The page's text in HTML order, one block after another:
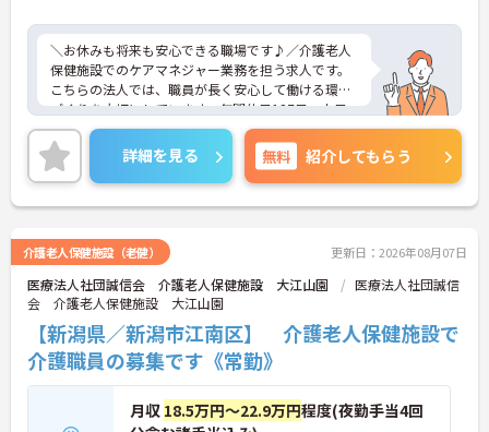
＼お休みも将来も安心できる職場です♪／介護老人
保健施設でのケアマネジャー業務を担う求人です。
こちらの法人では、職員が長く安心して働ける環境
づくりを大切にしています。年間休日127日・土日
祝休みとお休みが充実しており、仕事とプライベー
トの両立を目指したい方にもおすすめです。また、
有給休暇・看護休暇・介護休暇は1時間単位で取得
可能なため、ご家庭の予定や急な用事にも柔軟に対
応できます。さらに定年は70歳と長く、経験を活か
りに寄り添ったケアを大切にしながら、自分らしい
キャリアを築いていきたい方にぴったりの職場で
す。
詳細を見る 無料 紹介してもらう
介護老人保健施設（老健） 更新日：2026年08月07日
医療法人社団誠信会 介護老人保健施設 大江山園
医療法人社団誠信
会 介護老人保健施設 大江山園
【新潟県／新潟市江南区】 介護老人保健施設で
介護職員の募集です《常勤》
月収 18.5万円～22.9万円程度(夜勤手当4回